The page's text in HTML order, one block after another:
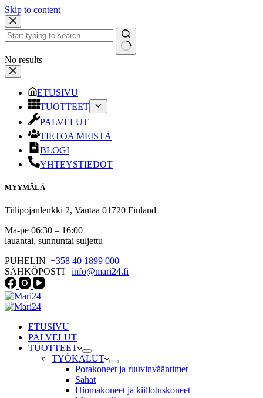
Skip to content
No results
ETUSIVU
TUOTTEET
PALVELUT
TIETOA MEISTÄ
BLOGI
YHTEYSTIEDOT
MYYMÄLÄ
Tiilipojanlenkki 2, Vantaa 01720 Finland
Ma-pe 06:30 – 16:00
lauantai, sunnuntai suljettu
PUHELIN +358 40 1899 000
SÄHKÖPOSTI info@mari24.fi
ETUSIVU
PALVELUT
TUOTTEET
TYÖKALUT
Porakoneet ja ruuvinvääntimet
Sahat
Hiomakoneet ja kiillotuskoneet